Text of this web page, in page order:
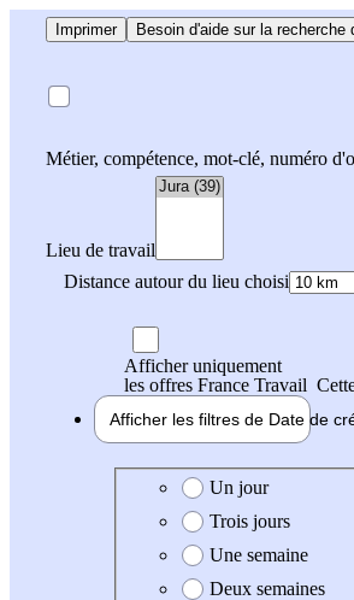
Imprimer Besoin d'aide sur la recherche
Métier, compétence, mot-clé, numéro
Lieu de travail
Distance autour du lieu choisi
Afficher uniquement
les offres France Travail
Afficher les filtres de Date de
Date de création de l'offre
Un jour
Trois jours
Une semaine
Deux semaines